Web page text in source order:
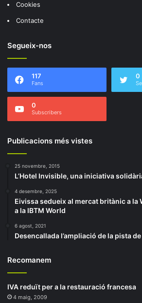
Cookies
Contacte
Segueix-nos
117
Fans
0
0
Subscribers
Publicacions més vistes
25 novembre, 2015
L’Hotel Invisible, una iniciativa
4 desembre, 2025
Eivissa sedueix al mercat britànic a la
a la IBTM World
6 agost, 2021
Desencallada l’ampliació de la pista
Recomanem
IVA reduït per a la restauració francesa
4 maig, 2009